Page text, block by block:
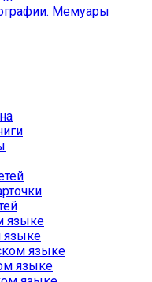
Мемуары
языке
языке
языке
языке